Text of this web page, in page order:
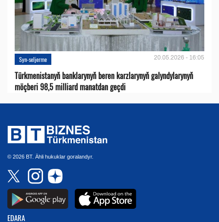
Syn-seljerme 20.05.2026 - 16:05
Türkmenistanyň banklarynyň beren karzlarynyň galyndylarynyň
möçberi 98,5 milliard manatdan geçdi
© 2026 BT. Ähli hukuklar goralandyr.
EDARA